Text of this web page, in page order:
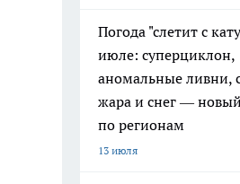
Погода "слетит с
июле: суперциклон,
аномальные ливни,
жара и снег —
по регионам
13 июля